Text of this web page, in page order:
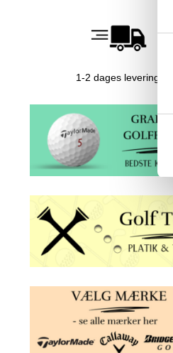
m
k
k
e
v
a
l
1-2 dages levering!